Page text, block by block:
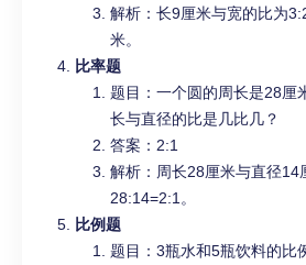
解析：长9厘米与宽的比为
米。
比率题
题目：一个圆的周长是28厘
长与直径的比是几比几？
答案：2:1
解析：周长28厘米与直径14
28:14=2:1。
比例题
题目：3瓶水和5瓶饮料的比